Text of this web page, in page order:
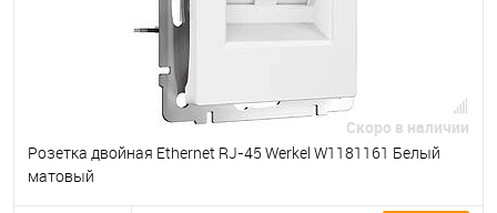
Скоро в наличии
Розетка двойная Ethernet RJ-45 Werkel W1181161 Белый
матовый